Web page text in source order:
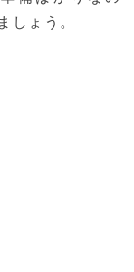
しょう。